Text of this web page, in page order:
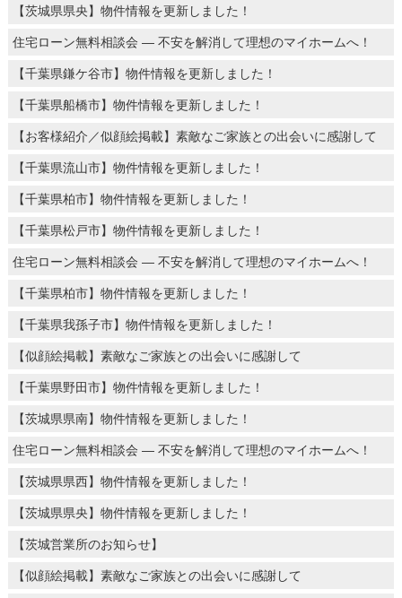
【茨城県県央】物件情報を更新しました！
住宅ローン無料相談会 ― 不安を解消して理想のマイホームへ！
【千葉県鎌ケ谷市】物件情報を更新しました！
【千葉県船橋市】物件情報を更新しました！
【お客様紹介／似顔絵掲載】素敵なご家族との出会いに感謝して
【千葉県流山市】物件情報を更新しました！
【千葉県柏市】物件情報を更新しました！
【千葉県松戸市】物件情報を更新しました！
住宅ローン無料相談会 ― 不安を解消して理想のマイホームへ！
【千葉県柏市】物件情報を更新しました！
【千葉県我孫子市】物件情報を更新しました！
【似顔絵掲載】素敵なご家族との出会いに感謝して
【千葉県野田市】物件情報を更新しました！
【茨城県県南】物件情報を更新しました！
住宅ローン無料相談会 ― 不安を解消して理想のマイホームへ！
【茨城県県西】物件情報を更新しました！
【茨城県県央】物件情報を更新しました！
【茨城営業所のお知らせ】
【似顔絵掲載】素敵なご家族との出会いに感謝して